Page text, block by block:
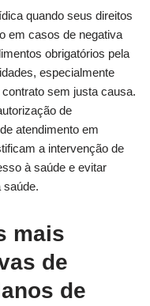
quando seus direitos
em casos de negativa
obrigatórios pela
especialmente
sem justa causa.
de
atendimento em
a intervenção de
à saúde e evitar
saúde.
mais
de
de